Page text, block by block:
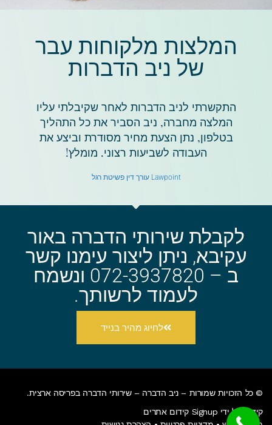
המלצות מלקוחות עבר
של ניב הדברות
התקשרתי לניב הדברות לאחר שקיבלתי עליו
המלצה מחברה, ניב הסביר את כל התהליך
בטלפון, נתן הצעת מחיר מסודרת וביצע את
העבודה לשביעות רצוני. מומלץ!
Lawpoint עורך דין פשיטת רגל
לקבלת שירותי הדברה באור
עקיבא, ניתן ליצור עימנו קשר
ב – 072-3937820 ונשמח
לעמוד לרשותך.
לחיוג מהיר בנייד
© כל הזכויות שמורות – ניב הדברה –שירותי הדברה בפריסה ארצית.
קידום על ידי Signup קידום אתרים